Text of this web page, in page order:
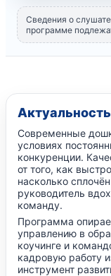
Сведения о
программе
Современные
условиях
конкуренции.
от того, как
насколько
руководитель
команду.
Программа
управлению в
коучинге и
кадровую работу
инструмент